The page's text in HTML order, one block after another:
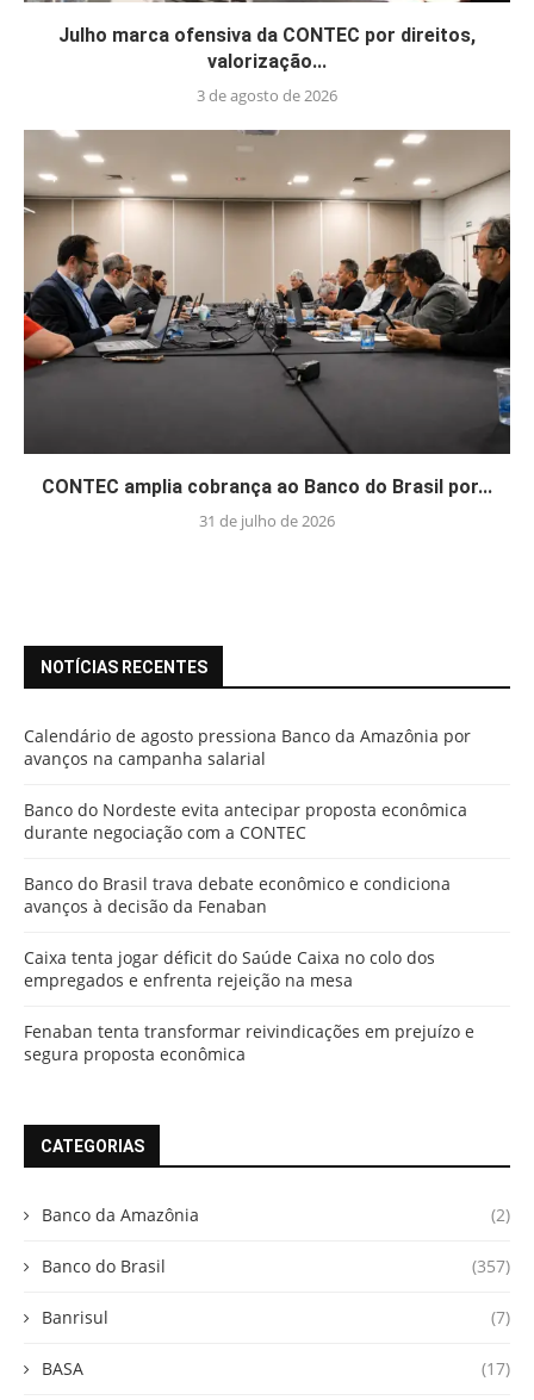
Julho marca ofensiva da CONTEC por direitos,
valorização...
3 de agosto de 2026
CONTEC amplia cobrança ao Banco do Brasil por...
31 de julho de 2026
NOTÍCIAS RECENTES
Calendário de agosto pressiona Banco da Amazônia por
avanços na campanha salarial
Banco do Nordeste evita antecipar proposta econômica
durante negociação com a CONTEC
Banco do Brasil trava debate econômico e condiciona
avanços à decisão da Fenaban
Caixa tenta jogar déficit do Saúde Caixa no colo dos
empregados e enfrenta rejeição na mesa
Fenaban tenta transformar reivindicações em prejuízo e
segura proposta econômica
CATEGORIAS
Banco da Amazônia (2)
Banco do Brasil (357)
Banrisul (7)
BASA (17)